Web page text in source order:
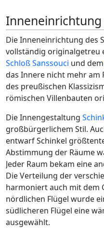
Inneneinrichtung
Die Inneneinrichtung des
vollständig originalgetreu
Schloß Sanssouci und dem
das Innere nicht mehr am
des preußischen
römischen Villenbauten
Die Innengestaltung
großbürgerlichem Stil.
entwarf Schinkel
Abstimmung der Räume
Jeder Raum bekam eine
Die Verteilung der
harmoniert auch mit dem
nördlichen Flügel wurde
südlicheren Flügel eine
ausgewählt.